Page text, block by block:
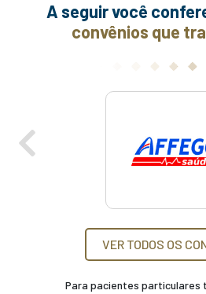
A seguir você
convênios que
VER TODOS OS
Para pacientes particulares